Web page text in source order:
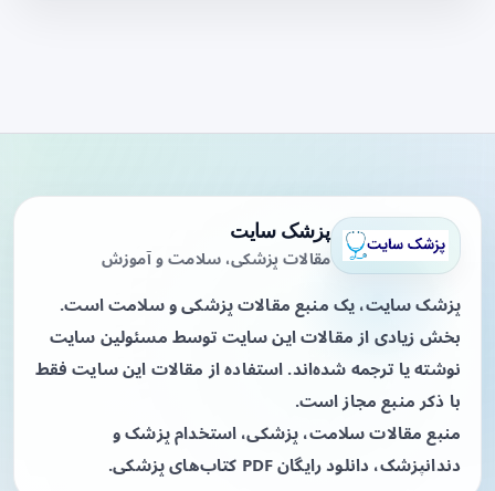
پزشک سایت
مقالات پزشکی، سلامت و آموزش
پزشک سایت، یک منبع مقالات پزشکی و سلامت است.
بخش زیادی از مقالات این سایت توسط مسئولین سایت
نوشته یا ترجمه شده‌اند. استفاده از مقالات این سایت فقط
با ذکر منبع مجاز است.
منبع مقالات سلامت، پزشکی، استخدام پزشک و
دندانپزشک، دانلود رایگان PDF کتاب‌های پزشکی.